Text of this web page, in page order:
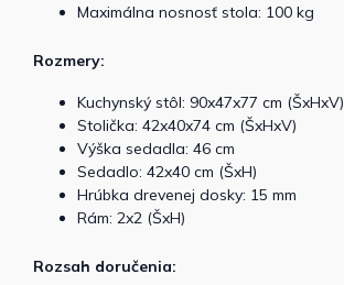
Maximálna nosnosť stola: 100 kg
Rozmery:
Kuchynský stôl: 90x47x77 cm (ŠxHxV)
Stolička: 42x40x74 cm (ŠxHxV)
Výška sedadla: 46 cm
Sedadlo: 42x40 cm (ŠxH)
Hrúbka drevenej dosky: 15 mm
Rám: 2x2 (ŠxH)
Rozsah doručenia: